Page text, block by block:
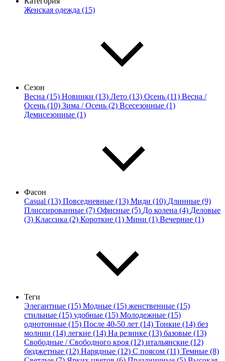
Женская одежда (15)
Сезон
Весна (15) Новинки (13) Лето (13) Осень (11) Весна /
Осень (10) Зима / Осень (2) Всесезонные (1)
Демисезонные (1)
Фасон
Casual (13) Повседневные (13) Миди (10) Длинные (9)
Плиссированные (7) Офисные (5) До колена (4) Деловые
(3) Классика (2) Короткие (1) Мини (1) Вечерние (1)
Теги
Элегантные (15) Модные (15) женственные (15)
стильные (15) удобные (15) Молодежные (15)
однотонные (15) После 40-50 лет (14) Тонкие (14) без
молнии (14) легкие (14) На резинке (13) базовые (13)
Свободные / Свободного кроя (12) итальянские (12)
бюджетные (12) Нарядные (12) С поясом (11) Темные (8)